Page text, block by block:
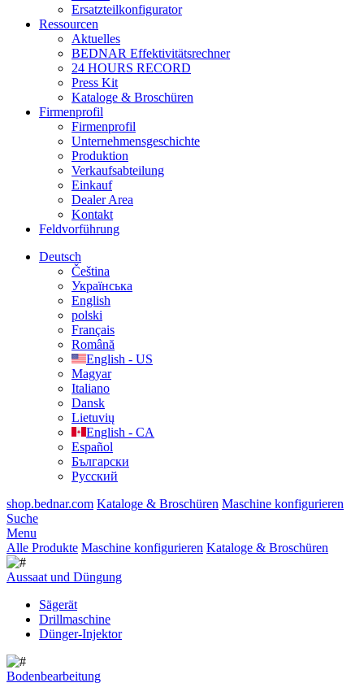
Ersatzteilkonfigurator
Ressourcen
Aktuelles
BEDNAR Effektivitätsrechner
24 HOURS RECORD
Press Kit
Kataloge & Broschüren
Firmenprofil
Firmenprofil
Unternehmensgeschichte
Produktion
Verkaufsabteilung
Einkauf
Dealer Area
Kontakt
Feldvorführung
Deutsch
Čeština
Українська
English
polski
Français
Română
English - US
Magyar
Italiano
Dansk
Lietuvių
English - CA
Español
Български
Русский
shop.bednar.com Kataloge & Broschüren Maschine konfigurieren
Suche
Menu
Alle Produkte Maschine konfigurieren Kataloge & Broschüren
Aussaat und Düngung
Sägerät
Drillmaschine
Dünger-Injektor
Bodenbearbeitung